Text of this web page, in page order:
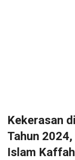
Kekerasan
Tahun
Islam Kaffah